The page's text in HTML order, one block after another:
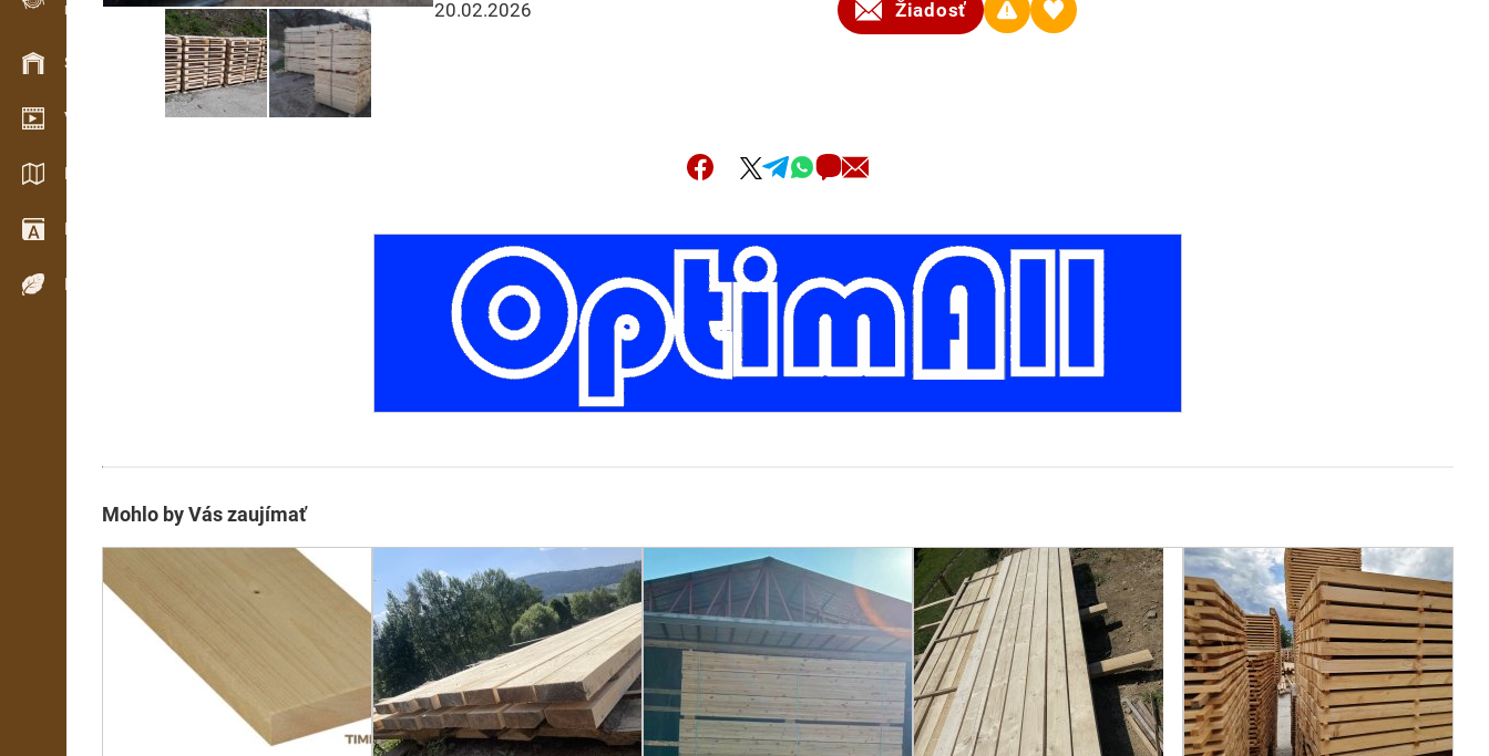
Evidencia dreva v teréne
Skladové hospodárstvo
Video showroom
Katalógy / Brožúry
Drevársky slovník
Dreviny
20.02.2026 Žiadosť
Mohlo by Vás zaujímať